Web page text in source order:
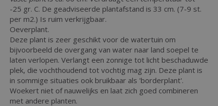
-25 gr. C. De geadviseerde plantafstand is 33 cm. (7-9 st.
per m2.) Is ruim verkrijgbaar.
Oeverplant.
Deze plant is zeer geschikt voor de watertuin om
bijvoorbeeld de overgang van water naar land soepel te
laten verlopen. Verlangt een zonnige tot licht beschaduwde
plek, die vochthoudend tot vochtig mag zijn. Deze plant is
in sommige situaties ook bruikbaar als 'borderplant'.
Woekert niet of nauwelijks en laat zich goed combineren
met andere planten.